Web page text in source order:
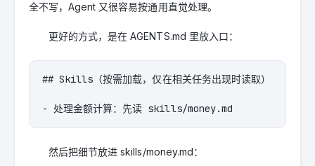
全不写，Agent 又很容易按通用直觉处理。
更好的方式，是在 AGENTS.md 里放入口：
## Skills（按需加载，仅在相关任务出现时读取）
- 处理金额计算：先读 skills/money.md
然后把细节放进 skills/money.md：